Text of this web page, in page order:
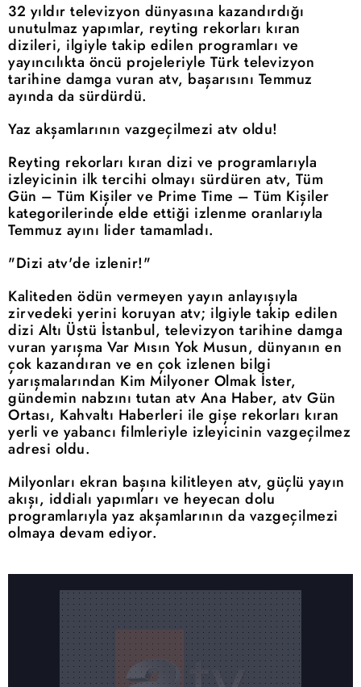
32 yıldır televizyon dünyasına kazandırdığı
unutulmaz yapımlar, reyting rekorları kıran
dizileri, ilgiyle takip edilen programları ve
yayıncılıkta öncü projeleriyle Türk televizyon
tarihine damga vuran atv, başarısını Temmuz
ayında da sürdürdü.
Yaz akşamlarının vazgeçilmezi atv oldu!
Reyting rekorları kıran dizi ve programlarıyla
izleyicinin ilk tercihi olmayı sürdüren atv, Tüm
Gün – Tüm Kişiler ve Prime Time – Tüm Kişiler
kategorilerinde elde ettiği izlenme oranlarıyla
Temmuz ayını lider tamamladı.
"Dizi atv'de izlenir!"
Kaliteden ödün vermeyen yayın anlayışıyla
zirvedeki yerini koruyan atv; ilgiyle takip edilen
dizi Altı Üstü İstanbul, televizyon tarihine damga
vuran yarışma Var Mısın Yok Musun, dünyanın en
çok kazandıran ve en çok izlenen bilgi
yarışmalarından Kim Milyoner Olmak İster,
gündemin nabzını tutan atv Ana Haber, atv Gün
Ortası, Kahvaltı Haberleri ile gişe rekorları kıran
yerli ve yabancı filmleriyle izleyicinin vazgeçilmez
adresi oldu.
Milyonları ekran başına kilitleyen atv, güçlü yayın
akışı, iddialı yapımları ve heyecan dolu
programlarıyla yaz akşamlarının da vazgeçilmezi
olmaya devam ediyor.